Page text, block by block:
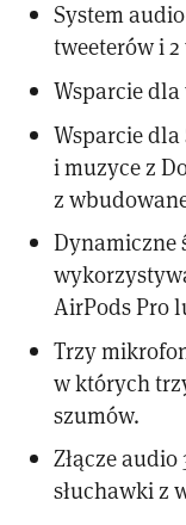
System
tweeterów i
Wsparcie dla
Wsparcie
i muzyce z
z
Dynamiczne
AirPods Pro
Trzy
w których
szumów.
Złącze
słuchawki z